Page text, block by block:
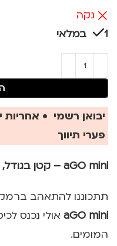
נקה
1 במלאי
יבואן רשמי • אחריות
פערי תיווך
aGO mini – קטן בגודל, ענק בחוויה
תתכוננו להתאהב
aGO mini אולי נכנס
המומים.